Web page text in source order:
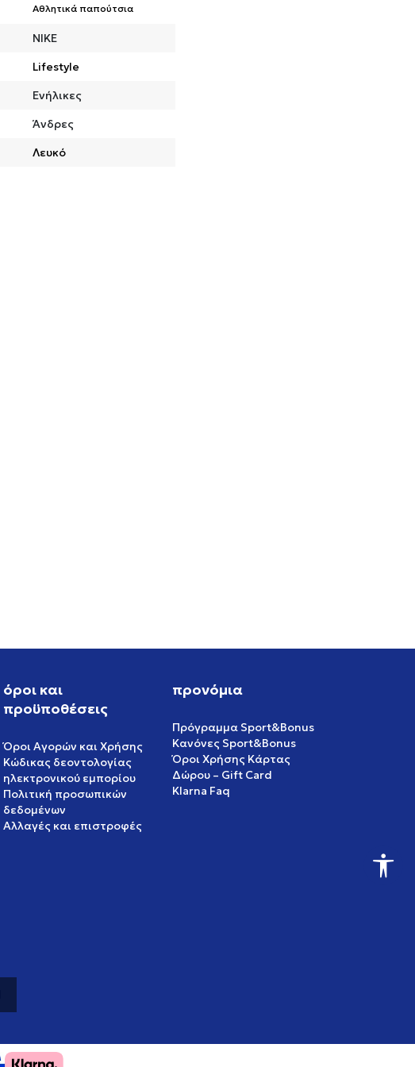
Αθλητικά παπούτσια
NIKE
Lifestyle
Ενήλικες
Άνδρες
Λευκό
όροι και
προϋποθέσεις
Όροι Αγορών και Χρήσης
Κώδικας δεοντολογίας
ηλεκτρονικού εμπορίου
Πολιτική προσωπικών
δεδομένων
Αλλαγές και επιστροφές
προνόμια
Πρόγραμμα Sport&Bonus
Κανόνες Sport&Bonus
Όροι Χρήσης Κάρτας
Δώρου – Gift Card
Klarna Faq